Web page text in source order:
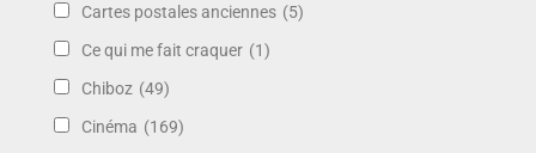
Cartes postales anciennes (5)
Ce qui me fait craquer (1)
Chiboz (49)
Cinéma (169)